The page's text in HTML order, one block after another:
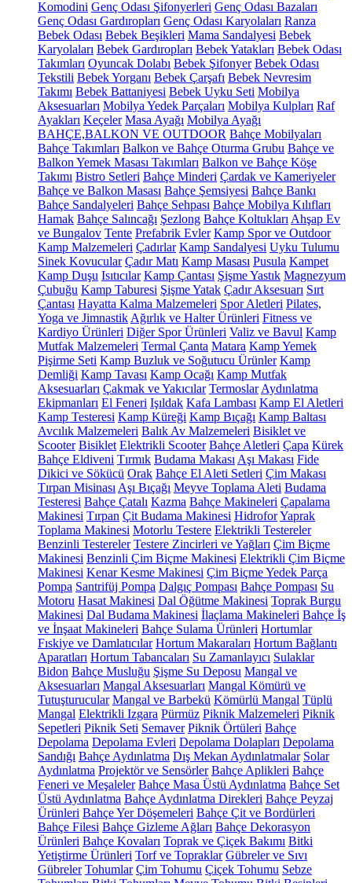
Komodini Genç Odası Şifonyerleri Genç Odası Bazaları
Genç Odası Gardıropları Genç Odası Karyolaları Ranza
Bebek Odası Bebek Beşikleri Mama Sandalyesi Bebek
Karyolaları Bebek Gardıropları Bebek Yatakları Bebek Odası
Takımları Oyuncak Dolabı Bebek Şifonyer Bebek Odası
Tekstili Bebek Yorganı Bebek Çarşafı Bebek Nevresim
Takımı Bebek Battaniyesi Bebek Uyku Seti Mobilya
Aksesuarları Mobilya Yedek Parçaları Mobilya Kulpları Raf
Ayakları Keçeler Masa Ayağı Mobilya Ayağı
BAHÇE,BALKON VE OUTDOOR Bahçe Mobilyaları
Bahçe Takımları Balkon ve Bahçe Oturma Grubu Bahçe ve
Balkon Yemek Masası Takımları Balkon ve Bahçe Köşe
Takımı Bistro Setleri Bahçe Minderi Çardak ve Kameriyeler
Bahçe ve Balkon Masası Bahçe Şemsiyesi Bahçe Bankı
Bahçe Sandalyeleri Bahçe Sehpası Bahçe Mobilya Kılıfları
Hamak Bahçe Salıncağı Şezlong Bahçe Koltukları Ahşap Ev
ve Bungalov Tente Prefabrik Evler Kamp Spor ve Outdoor
Kamp Malzemeleri Çadırlar Kamp Sandalyesi Uyku Tulumu
Sinek Kovucular Çadır Matı Kamp Masası Pusula Kampet
Kamp Duşu Isıtıcılar Kamp Çantası Şişme Yastık Magnezyum
Çubuğu Kamp Taburesi Şişme Yatak Çadır Aksesuarı Sırt
Çantası Hayatta Kalma Malzemeleri Spor Aletleri Pilates,
Yoga ve Jimnastik Ağırlık ve Halter Ürünleri Fitness ve
Kardiyo Ürünleri Diğer Spor Ürünleri Valiz ve Bavul Kamp
Mutfak Malzemeleri Termal Çanta Matara Kamp Yemek
Pişirme Seti Kamp Buzluk ve Soğutucu Ürünler Kamp
Demliği Kamp Tavası Kamp Ocağı Kamp Mutfak
Aksesuarları Çakmak ve Yakıcılar Termoslar Aydınlatma
Ekipmanları El Feneri Işıldak Kafa Lambası Kamp El Aletleri
Kamp Testeresi Kamp Küreği Kamp Bıçağı Kamp Baltası
Avcılık Malzemeleri Balık Av Malzemeleri Bisiklet ve
Scooter Bisiklet Elektrikli Scooter Bahçe Aletleri Çapa Kürek
Bahçe Eldiveni Tırmık Budama Makası Aşı Makası Fide
Dikici ve Sökücü Orak Bahçe El Aleti Setleri Çim Makası
Tırpan Misinası Aşı Bıçağı Meyve Toplama Aleti Budama
Testeresi Bahçe Çatalı Kazma Bahçe Makineleri Çapalama
Makinesi Tırpan Çit Budama Makinesi HidroforYaprak
Toplama Makinesi Motorlu Testere Elektrikli Testereler
Benzinli Testereler Testere Zincirleri ve Yağları Çim Biçme
Makinesi Benzinli Çim Biçme Makinesi Elektrikli Çim Biçme
Makinesi Kenar Kesme Makinesi Çim Biçme Yedek Parça
Pompa Santrifüj Pompa Dalgıç Pompası Bahçe Pompası Su
Motoru Hasat Makinesi Dal Öğütme Makinesi Toprak Burgu
Makinesi Dal Budama Makinesi İlaçlama Makineleri Bahçe İş
ve İnşaat Makineleri Bahçe Sulama Ürünleri Hortumlar
Fıskiye ve Damlatıcılar Hortum Makaraları Hortum Bağlantı
Aparatları Hortum Tabancaları Su Zamanlayıcı Sulaklar
Bidon Bahçe Musluğu Şişme Su Deposu Mangal ve
Aksesuarları Mangal Aksesuarları Mangal Kömürü ve
Tutuşturucular Mangal ve Barbekü Kömürlü Mangal Tüplü
Mangal Elektrikli Izgara Pürmüz Piknik Malzemeleri Piknik
Sepetleri Piknik Seti Semaver Piknik Örtüleri Bahçe
Depolama Depolama Evleri Depolama Dolapları Depolama
Sandığı Bahçe Aydınlatma Dış Mekan Aydınlatmalar Solar
Aydınlatma Projektör ve Sensörler Bahçe Aplikleri Bahçe
Feneri ve Meşaleler Bahçe Masa Üstü Aydınlatma Bahçe Set
Üstü Aydınlatma Bahçe Aydınlatma Direkleri Bahçe Peyzaj
Ürünleri Bahçe Yer Döşemeleri Bahçe Çit ve Bordürleri
Bahçe Filesi Bahçe Gizleme Ağları Bahçe Dekorasyon
Ürünleri Bahçe Kovaları Toprak ve Çiçek Bakımı Bitki
Yetiştirme Ürünleri Torf ve Topraklar Gübreler ve Sıvı
Gübreler Tohumlar Çim Tohumu Çiçek Tohumu Sebze